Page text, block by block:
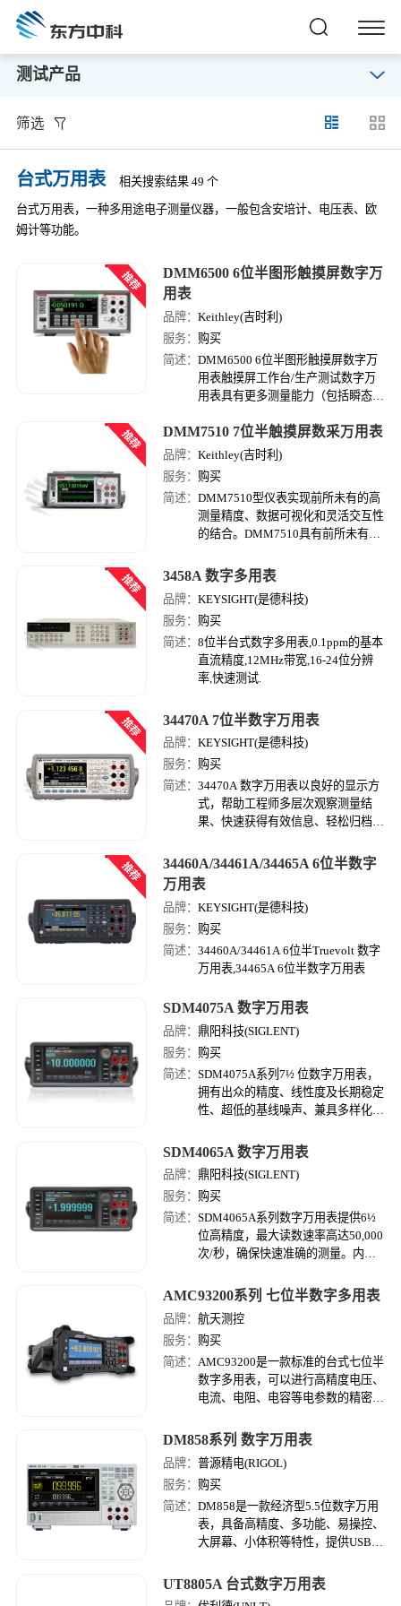
测试产品
筛选
台式万用表 相关搜索结果 49 个
台式万用表，一种多用途电子测量仪器，一般包含安培计、电压表、欧
姆计等功能。
DMM6500 6位半图形触摸屏数字万
用表
品牌：Keithley(吉时利)
服务： 购买
简述：DMM6500 6位半图形触摸屏数字万
用表触摸屏工作台/生产测试数字万
用表具有更多测量能力（包括瞬态捕
与其他性能低得多的 6½ 位数字数字
万用表相当。
DMM7510 7位半触摸屏数采万用表
品牌：Keithley(吉时利)
服务： 购买
简述：DMM7510型仪表实现前所未有的高
测量精度、数据可视化和灵活交互性
的结合。DMM7510具有前所未有的
示屏使得它易于观察、交互和测量，
3458A 数字多用表
品牌：KEYSIGHT(是德科技)
服务： 购买
简述：8位半台式数字多用表,0.1ppm的基本
直流精度,12MHz带宽,16-24位分辨
率,快速测试.
34470A 7位半数字万用表
品牌：KEYSIGHT(是德科技)
服务： 购买
简述：34470A 数字万用表以良好的显示方
式，帮助工程师多层次观察测量结
果、快速获得有效信息、轻松归档测
势图、直方图等高级图形显示功能，
有助于工程师更快速地获得深入分
析。34470A 数字万用表提供三种采
集模式.
34460A/34461A/34465A 6位半数字
万用表
品牌：KEYSIGHT(是德科技)
服务： 购买
简述：34460A/34461A 6位半Truevolt 数字
万用表,34465A 6位半数字万用表
SDM4075A 数字万用表
品牌：鼎阳科技(SIGLENT)
服务： 购买
简述：SDM4075A系列7½ 位数字万用表，
拥有出众的精度、线性度及长期稳定
性、超低的基线噪声、兼具多样化图
款针对高精度、多功能、自动测量的
用户需求而设计的产品。
SDM4065A 数字万用表
品牌：鼎阳科技(SIGLENT)
服务： 购买
简述：SDM4065A系列数字万用表提供6½
位高精度，最大读数速率高达50,000
次/秒，确保快速准确的测量。内置
化功能如直方图、趋势图等，方便用
Device、USB Host和LAN接口，支持
远程控制和数据传输。其2Gb大容量
存储，能够保存大量测量数据和设置
文件，是专业工程师和科研人员的理
想选择。
AMC93200系列 七位半数字多用表
品牌：航天测控
服务： 购买
简述： AMC93200是一款标准的台式七位半
数字多用表，可以进行高精度电压、
电流、电阻、电容等电参数的精密测
控接口功能。AMC93200H除满足
直流高压测量。
DM858系列 数字万用表
品牌：普源精电(RIGOL)
服务： 购买
简述：DM858是一款经济型5.5位数字万用
表，具备高精度、多功能、易操控、
大屏幕、小体积等特性，提供USB、
巧支持桌面支架。
UT8805A 台式数字万用表